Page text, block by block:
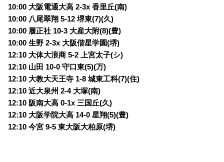
10:00 大阪電通大高 2-3x 香里丘(南)
10:00 八尾翠翔 5-12 堺東(7)(久)
10:00 履正社 10-3 大産大附(8)(豊)
10:00 生野 2-3x 大阪偕星学園(堺)
12:10 大体大浪商 5-2 上宮太子(シ)
12:10 山田 10-0 守口東(5)(万)
12:10 大教大天王寺 1-8 城東工科(7)(住)
12:10 近大泉州 2-4 大塚(南)
12:10 阪南大高 0-1x 三国丘(久)
12:10 大阪学院大高 14-0 星翔(5)(豊)
12:10 今宮 9-5 東大阪大柏原(堺)